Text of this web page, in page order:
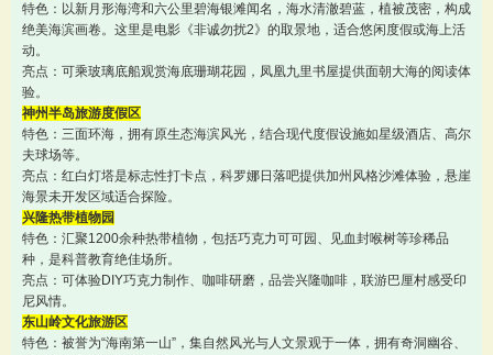
特色：以新月形海湾和六公里碧海银滩闻名，海水清澈碧蓝，植被茂密，构成
绝美海滨画卷。这里是电影《非诚勿扰2》的取景地，适合悠闲度假或海上活
动。
亮点：可乘玻璃底船观赏海底珊瑚花园，凤凰九里书屋提供面朝大海的阅读体
验。
神州半岛旅游度假区
特色：三面环海，拥有原生态海滨风光，结合现代度假设施如星级酒店、高尔
夫球场等。
亮点：红白灯塔是标志性打卡点，科罗娜日落吧提供加州风格沙滩体验，悬崖
海景未开发区域适合探险。
兴隆热带植物园
特色：汇聚1200余种热带植物，包括巧克力可可园、见血封喉树等珍稀品
种，是科普教育绝佳场所。
亮点：可体验DIY巧克力制作、咖啡研磨，品尝兴隆咖啡，联游巴厘村感受印
尼风情。
东山岭文化旅游区
特色：被誉为“海南第一山”，集自然风光与人文景观于一体，拥有奇洞幽谷、